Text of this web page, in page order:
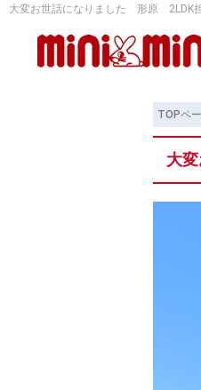
大変お世話になりました 形原 2LDK担
TOPペ
大